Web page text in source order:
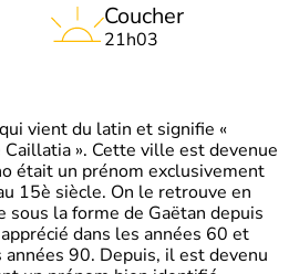
Coucher
21h03
vient du latin et signifie «
». Cette ville est devenue
était un prénom exclusivement
15è siècle. On le retrouve en
sous la forme de Gaëtan depuis
dans les années 60 et
90. Depuis, il est devenu